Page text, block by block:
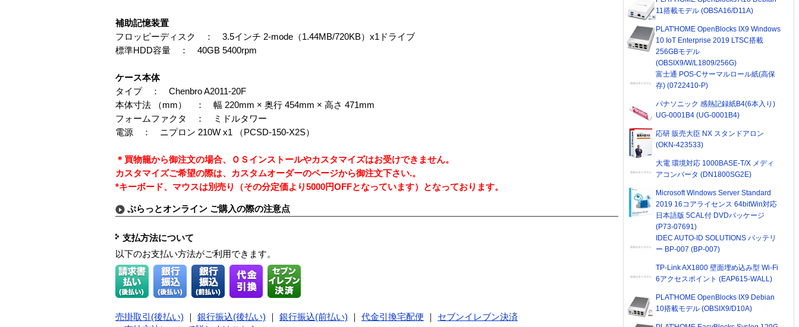
補助記憶装置
フロッピーディスク ： 3.5インチ 2-mode（1.44MB/720KB）x1ドライブ
標準HDD容量 ： 40GB 5400rpm
ケース本体
タイプ ： Chenbro A2011-20F
本体寸法 （mm） ： 幅 220mm × 奥行 454mm × 高さ 471mm
フォームファクタ ： ミドルタワー
電源 ： ニプロン 210W x1 （PCSD-150-X2S）
＊買物籠から御注文の場合、ＯＳインストールやカスタマイズはお受けできません。
カスタマイズご希望の際は、カスタムオーダーのページから御注文下さい.。
*キーボード、マウスは別売り（その分定価より5000円OFFとなっています）となっております。
ぷらっとオンライン ご購入の際の注意点
支払方法について
以下のお支払い方法がご利用できます。
売掛取引(後払い) 銀行振込(後払い) 銀行振込(前払い) 代金引換宅配便
セブンイレブン決済
11搭載モデル (OBSA16/D11A)
PLAT'HOME OpenBlocks IX9 Windows
10 IoT Enterprise 2019 LTSC搭載
256GBモデル
(OBSIX9/W/L1809/256G)
富士通 POS-Cサーマルロール紙(高保
存) (0722410-P)
パナソニック 感熱記録紙B4(6本入り)
UG-0001B4 (UG-0001B4)
応研 販売大臣 NX スタンドアロン
(OKN-423533)
大電 環境対応 1000BASE-T/X メディ
アコンバータ (DN1800SG2E)
Microsoft Windows Server Standard
2019 16コアライセンス 64bitWin対応
日本語版 5CAL付 DVDパッケージ
(P73-07691)
IDEC AUTO-ID SOLUTIONS バッテリ
ー BP-007 (BP-007)
TP-Link AX1800 壁面埋め込み型 Wi-Fi
6アクセスポイント (EAP615-WALL)
PLAT'HOME OpenBlocks IX9 Debian
10搭載モデル (OBSIX9/D10A)